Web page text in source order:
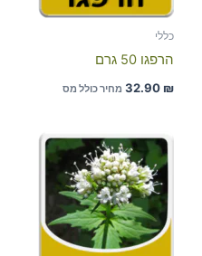
כללי
הרפגו 50 גרם
32.90 ₪ מחיר כולל מס